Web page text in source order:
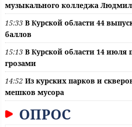
музыкального колледжа
15:33 В Курской области 44
баллов
15:13 В Курской области 14 июля
грозами
14:52 Из курских парков и
мешков мусора
ОПРОС